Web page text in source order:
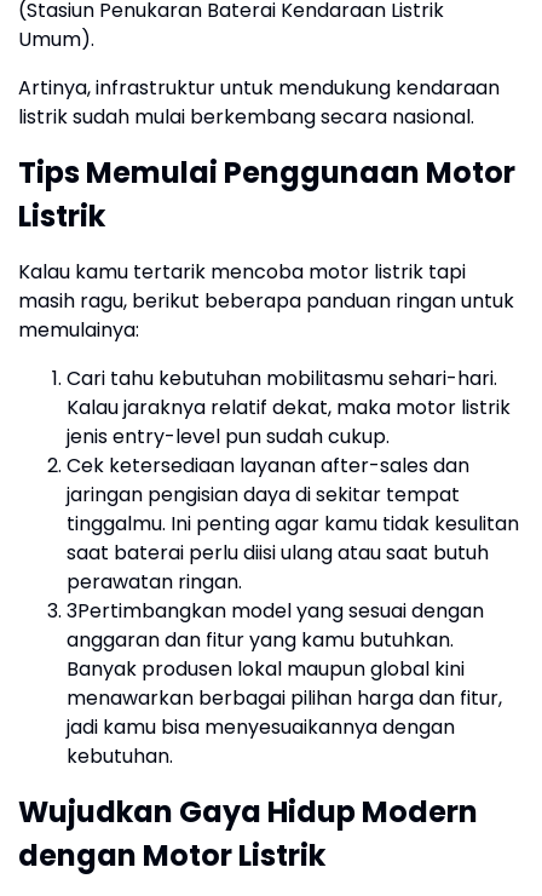
(Stasiun Penukaran Baterai Kendaraan Listrik
Umum).
Artinya, infrastruktur untuk mendukung kendaraan
listrik sudah mulai berkembang secara nasional.
Tips Memulai Penggunaan Motor
Listrik
Kalau kamu tertarik mencoba motor listrik tapi
masih ragu, berikut beberapa panduan ringan untuk
memulainya:
Cari tahu kebutuhan mobilitasmu sehari-hari.
Kalau jaraknya relatif dekat, maka motor listrik
jenis entry-level pun sudah cukup.
Cek ketersediaan layanan after-sales dan
jaringan pengisian daya di sekitar tempat
tinggalmu. Ini penting agar kamu tidak kesulitan
saat baterai perlu diisi ulang atau saat butuh
perawatan ringan.
3Pertimbangkan model yang sesuai dengan
anggaran dan fitur yang kamu butuhkan.
Banyak produsen lokal maupun global kini
menawarkan berbagai pilihan harga dan fitur,
jadi kamu bisa menyesuaikannya dengan
kebutuhan.
Wujudkan Gaya Hidup Modern
dengan Motor Listrik